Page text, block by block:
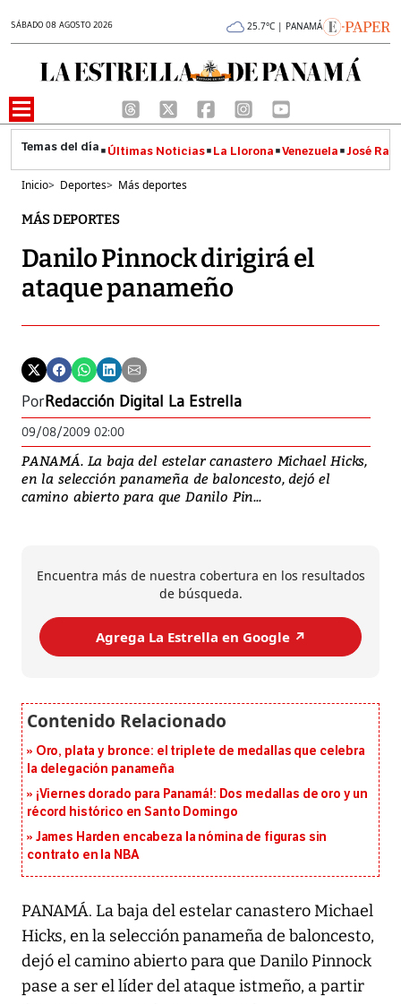
SÁBADO 08 AGOSTO 2026 25.7°C | PANAMÁ
Últimas Noticias La Llorona Venezuela José
Inicio> Deportes> Más deportes
MÁS DEPORTES
Danilo Pinnock dirigirá el
ataque panameño
PorRedacción Digital La Estrella
09/08/2009 02:00
PANAMÁ. La baja del estelar canastero Michael Hicks,
en la selección panameña de baloncesto, dejó el
camino abierto para que Danilo Pin...
Encuentra más de nuestra cobertura en los resultados
de búsqueda.
Agrega La Estrella en Google ↗️
Oro, plata y bronce: el triplete de medallas que celebra
la delegación panameña
¡Viernes dorado para Panamá!: Dos medallas de oro y un
récord histórico en Santo Domingo
James Harden encabeza la nómina de figuras sin
contrato en la NBA
PANAMÁ. La baja del estelar canastero Michael
Hicks, en la selección panameña de baloncesto,
dejó el camino abierto para que Danilo Pinnock
pase a ser el líder del ataque istmeño, a partir